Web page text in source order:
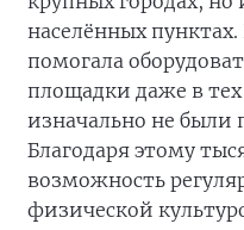
населённых
помогала
площадки даже в
изначально не были
Благодаря этому
возможность
физической